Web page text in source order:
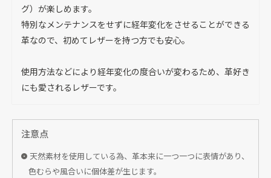
グ）が楽しめます。
特別なメンテナンスをせずに経年変化をさせることができる
革なので、初めてレザーを持つ方でも安心。
使用方法などにより経年変化の度合いが変わるため、革好き
にも愛されるレザーです。
注意点
天然素材を使用している為、革本来に一つ一つに表情があり、
色むらや風合いに個体差が生じます。